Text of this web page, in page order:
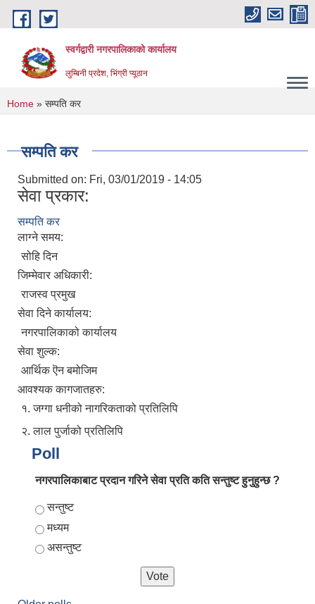
Skip to main content
स्वर्गद्वारी नगरपालिकाको कार्यालय
लुम्बिनी प्रदेश, भिंग्री प्यूठान
You are here
Home » सम्पति कर
सम्पति कर
Submitted on: Fri, 03/01/2019 - 14:05
सेवा प्रकार:
सम्पति कर
लाग्ने समय:
सोहि दिन
जिम्मेवार अधिकारी:
राजस्व प्रमुख
सेवा दिने कार्यालय:
नगरपालिकाको कार्यालय
सेवा शुल्क:
आर्थिक ऎन बमोजिम
आवश्यक कागजातहरु:
१. जग्गा धनीको नागरिकताको प्रतिलिपि
२. लाल पुर्जाको प्रतिलिपि
Poll
नगरपालिकाबाट प्रदान गरिने सेवा प्रति कति सन्तुष्ट हुनुहुन्छ ?
Choices
सन्तुष्ट
मध्यम
असन्तुष्ट